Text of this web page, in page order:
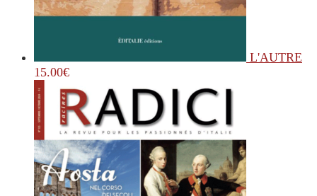
L'AUTRE
15.00€